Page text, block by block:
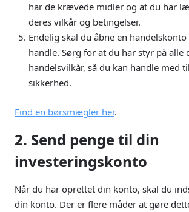
har de krævede midler og at du har
deres vilkår og betingelser.
Endelig skal du åbne en
handle. Sørg for at du har styr på alle
handelsvilkår, så du kan handle med
sikkerhed.
Find en børsmægler her.
2. Send penge til din
investeringskonto
Når du har oprettet din konto, skal du
din konto. Der er flere måder at gøre